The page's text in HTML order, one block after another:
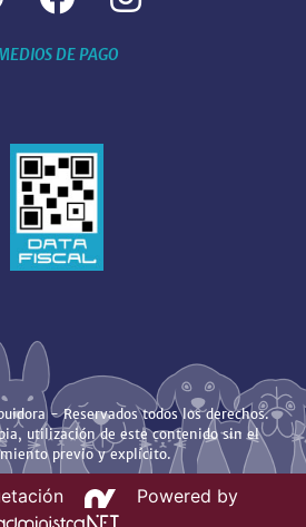
DE PAGO
- Reservados todos los derechos.
utilización de este contenido sin el
previo y explícito.
Powered by